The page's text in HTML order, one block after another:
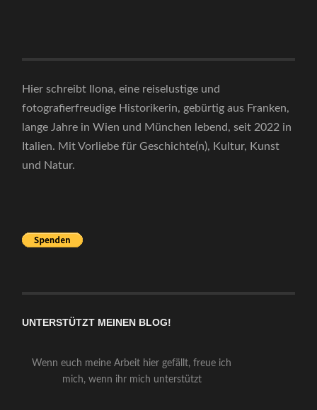
Hier schreibt Ilona, eine reiselustige und
fotografierfreudige Historikerin, gebürtig aus Franken,
lange Jahre in Wien und München lebend, seit 2022 in
Italien. Mit Vorliebe für Geschichte(n), Kultur, Kunst
und Natur.
UNTERSTÜTZT MEINEN BLOG!
Wenn euch meine Arbeit hier gefällt, freue ich
mich, wenn ihr mich unterstützt